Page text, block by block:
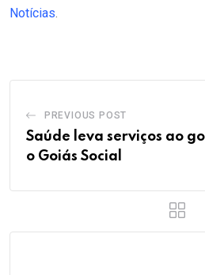
Notícias.
PREVIOUS POST
Saúde leva serviços ao
o Goiás Social